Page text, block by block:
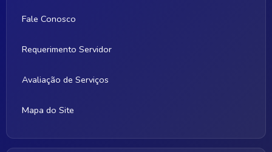
Fale Conosco
Requerimento Servidor
Avaliação de Serviços
Mapa do Site